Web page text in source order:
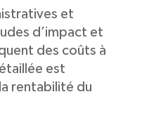
et
d’impact et
des coûts à
est
rentabilité du